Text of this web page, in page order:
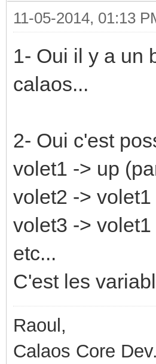
11-05-2014, 01:13
1- Oui il y a un
calaos...
2- Oui c'est
volet1 -> up
volet2 -> volet1
volet3 -> volet1
etc...
C'est les
Raoul,
Calaos Core Dev.